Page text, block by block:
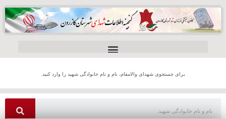
برای جستجوی شهدای والامقام، نام و نام خانوادگی شهید را وارد کنید.